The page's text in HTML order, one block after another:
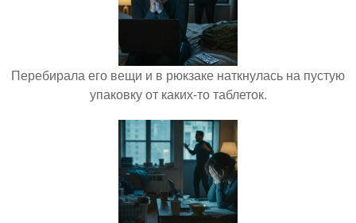
Перебирала его вещи и в рюкзаке наткнулась на пустую
упаковку от каких-то таблеток.